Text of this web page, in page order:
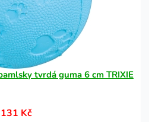
tvrdá guma 6 cm TRIXIE
131 Kč